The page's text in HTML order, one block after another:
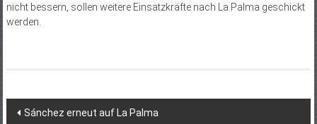
nicht bessern, sollen weitere Einsatzkräfte nach La Palma geschickt
werden.
Beitragsnavigation
Sánchez erneut auf La Palma